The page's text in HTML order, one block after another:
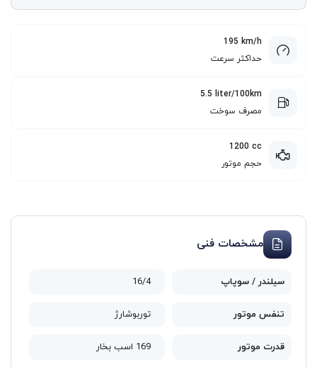
195 km/h
حداکثر سرعت
5.5 liter/100km
مصرف سوخت
1200 cc
حجم موتور
مشخصات فنی
سیلندر / سوپاپ 16/4
تنفس موتور توربوشارژ
قدرت موتور 169 اسب بخار